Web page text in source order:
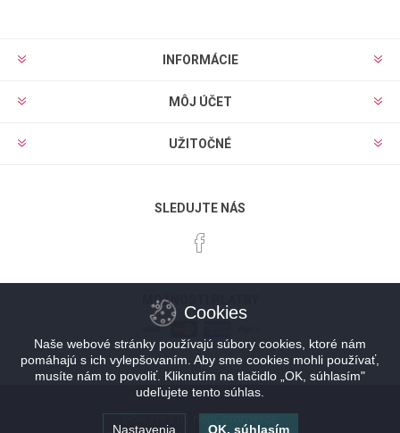
INFORMÁCIE
MÔJ ÚČET
UŽITOČNÉ
SLEDUJTE NÁS
MOŽNOSTI PLATBY
Powered by
Cookies
Naše webové stránky používajú súbory cookies, ktoré nám
pomáhajú s ich vylepšovaním. Aby sme cookies mohli používať,
musíte nám to povoliť. Kliknutím na tlačidlo „OK, súhlasím"
udeľujete tento súhlas.
Nastavenia OK, súhlasím